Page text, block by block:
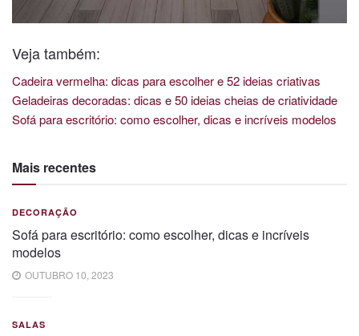
Veja também:
Cadeira vermelha: dicas para escolher e 52 ideias criativas
Geladeiras decoradas: dicas e 50 ideias cheias de criatividade
Sofá para escritório: como escolher, dicas e incríveis modelos
Mais recentes
DECORAÇÃO
Sofá para escritório: como escolher, dicas e incríveis
modelos
OUTUBRO 10, 2023
SALAS